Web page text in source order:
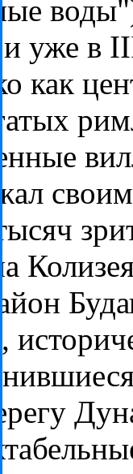
и уже
как